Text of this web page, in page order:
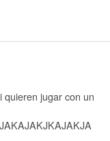
quieren jugar con un